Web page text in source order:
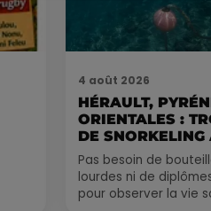
4 août 2026
HÉRAULT,
ORIENTALES :
DE SNORKELING
EXPLORER...
Pas besoin de
lourdes ni de
pour observer la vie